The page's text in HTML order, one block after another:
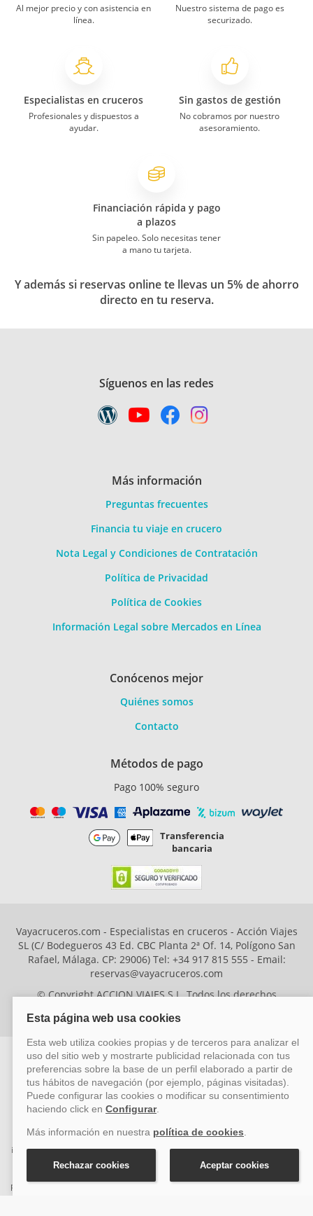
Al mejor precio y con asistencia en
línea.
Nuestro sistema de pago es
securizado.
Especialistas en cruceros
Profesionales y dispuestos a
ayudar.
Sin gastos de gestión
No cobramos por nuestro
asesoramiento.
Financiación rápida y pago
a plazos
Sin papeleo. Solo necesitas tener
a mano tu tarjeta.
Y además si reservas online te llevas un 5% de ahorro
directo en tu reserva.
Síguenos en las redes
Más información
Preguntas frecuentes
Financia tu viaje en crucero
Nota Legal y Condiciones de Contratación
Política de Privacidad
Política de Cookies
Información Legal sobre Mercados en Línea
Conócenos mejor
Quiénes somos
Contacto
Métodos de pago
Pago 100% seguro
Transferencia
bancaria
Vayacruceros.com - Especialistas en cruceros - Acción Viajes
SL (C/ Bodegueros 43 Ed. CBC Planta 2ª Of. 14, Polígono San
Rafael, Málaga. CP: 29006) Tel: +34 917 815 555 - Email:
reservas@vayacruceros.com
© Copyright ACCION VIAJES S.L. Todos los derechos
ACCION VIAJES SL ha sido beneficiaria del Fondo Europeo de Desarrollo
Regional (FEDER), cuyo objetivo es mejorar la competitividad de las pymes
mediante el impulso de la innovación, el desarrollo tecnológico, la
investigación de calidad y el uso seguro y fiable del ciberespacio. Gracias a
esta financiación, la empresa ha puesto en marcha un Plan de Acción
durante el año 2026 para reforzar su competitividad empresarial,
promoviendo la innovación y la ciberseguridad. Para ello, ha contado con el